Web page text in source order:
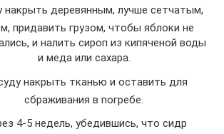
накрыть деревянным, лучше сетчатым,
придавить грузом, чтобы яблоки не
и налить сироп из кипяченой воды
и меда или сахара.
накрыть тканью и оставить для
сбраживания в погребе.
4-5 недель, убедившись, что сидр